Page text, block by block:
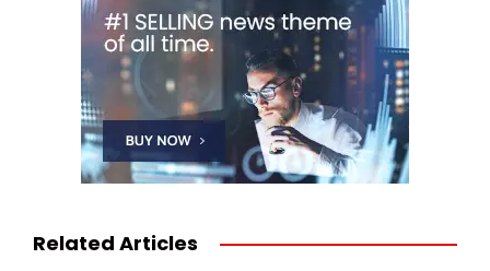
Related Articles